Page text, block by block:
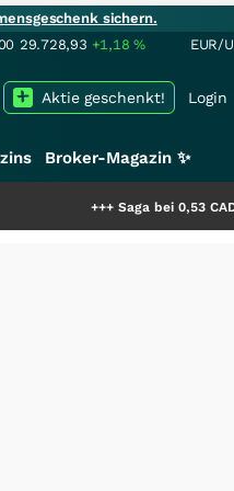
sichern.
29.728,93 +1,18% EUR/
Login
Aktie geschenkt!
Broker-Magazin ✨
Saga bei 0,53 CAD: